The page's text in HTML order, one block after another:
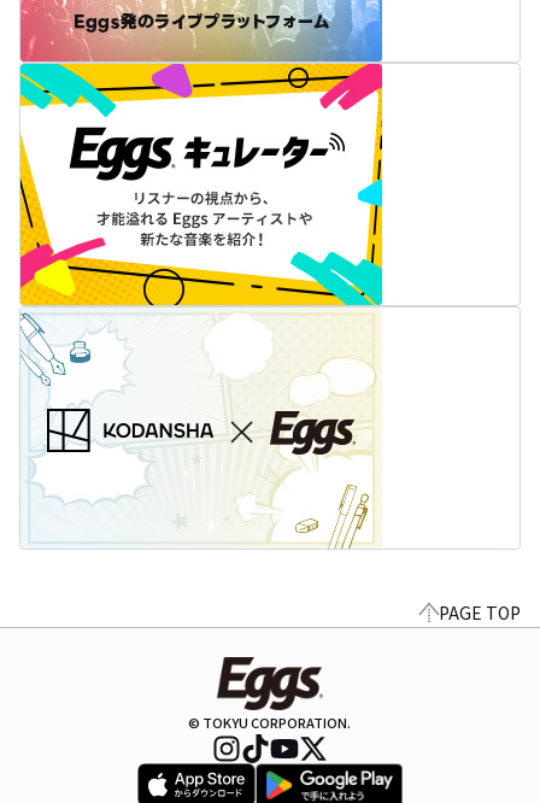
PAGE TOP
© TOKYU CORPORATION.